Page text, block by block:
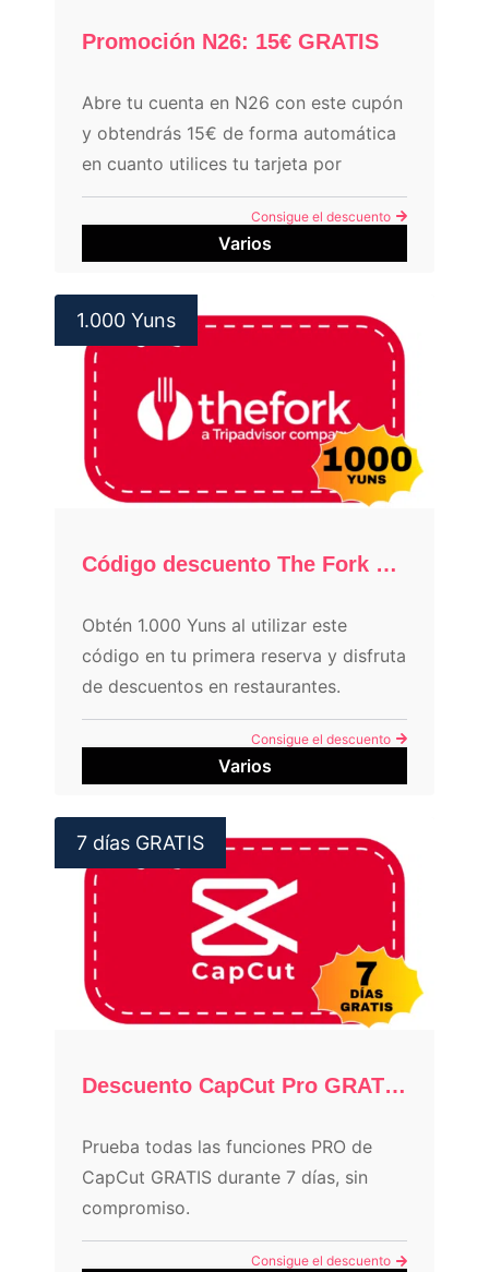
Promoción N26: 15€ GRATIS
Abre tu cuenta en N26 con este cupón
y obtendrás 15€ de forma automática
en cuanto utilices tu tarjeta por
primera vez.
Consigue el descuento
Varios
1.000 Yuns
Código descuento The Fork 10€
Obtén 1.000 Yuns al utilizar este
código en tu primera reserva y disfruta
de descuentos en restaurantes.
Descubre cómo conseguir tus Yums y
obtener promociones exclusivas.
Consigue el descuento
Varios
7 días GRATIS
Descuento CapCut Pro GRATIS 7 días
Prueba todas las funciones PRO de
CapCut GRATIS durante 7 días, sin
compromiso.
Consigue el descuento